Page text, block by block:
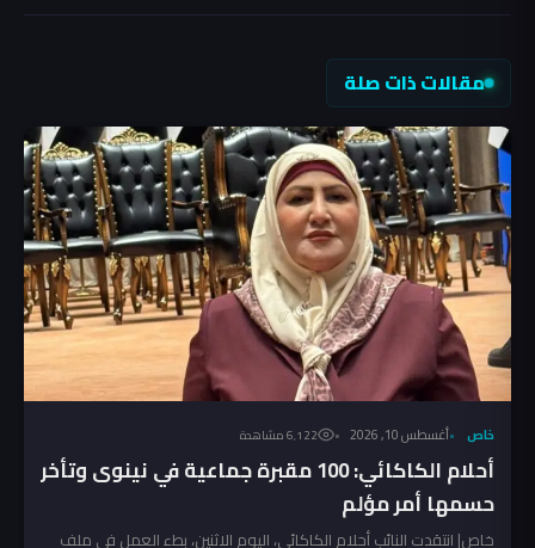
مقالات ذات صلة
خاص أغسطس 10, 2026 6٬122 مشاهدة
أحلام الكاكائي: 100 مقبرة جماعية في نينوى وتأخر
حسمها أمر مؤلم
خاص| انتقدت النائب أحلام الكاكائي، اليوم الاثنين، بطء العمل في ملف